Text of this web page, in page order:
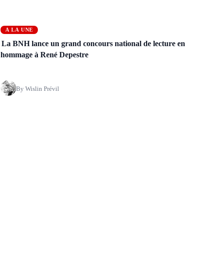
A LA UNE
La BNH lance un grand concours national de lecture en
hommage à René Depestre
By Wislin Prévil